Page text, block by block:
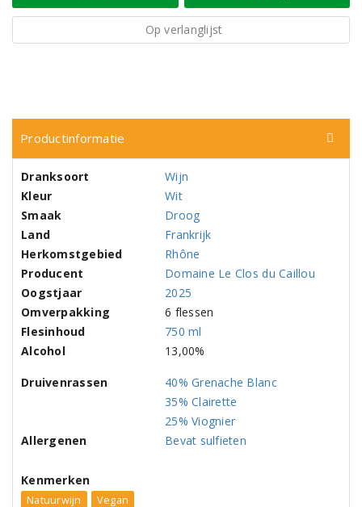
Op verlanglijst
Productinformatie
Dranksoort
Wijn
Kleur
Wit
Smaak
Droog
Land
Frankrijk
Herkomstgebied
Rhône
Producent
Domaine Le Clos du Caillou
Oogstjaar
2025
Omverpakking
6 flessen
Flesinhoud
750 ml
Alcohol
13,00%
Druivenrassen
40% Grenache Blanc
35% Clairette
25% Viognier
Allergenen
Bevat sulfieten
Kenmerken
Natuurwijn Vegan